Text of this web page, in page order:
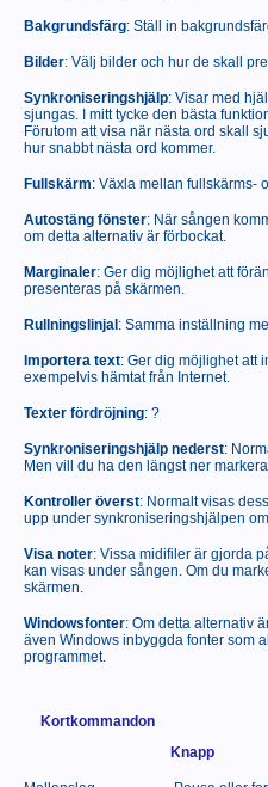
Bakgrundsfärg: Ställ in
Bilder: Välj bilder och hur de skall
Synkroniseringshjälp: Visar med
sjungas. I mitt tycke den bästa
Förutom att visa när nästa ord skall
hur snabbt nästa ord kommer.
Fullskärm: Växla mellan fullskärms-
Autostäng fönster: När sången
om detta alternativ är förbockat.
Marginaler: Ger dig möjlighet att
presenteras på skärmen.
Rullningslinjal : Samma inställning
Importera text: Ger dig möjlighet att
exempelvis hämtat från Internet.
Texter fördröjning: ?
Synkroniseringshjälp nederst:
Men vill du ha den längst ner
Kontroller överst: Normalt visas
upp under synkroniseringshjälpen
Visa noter: Vissa midifiler är gjorda
kan visas under sången. Om du
skärmen.
Windowsfonter: Om detta alternativ
även Windows inbyggda fonter som
programmet.
Kortkommandon
Knapp